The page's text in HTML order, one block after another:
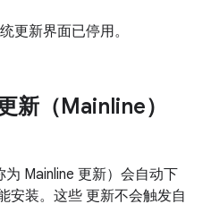
更新界面已停用。
新（Mainline）
为 Mainline 更新）会自动下
安装。这些 更新不会触发自